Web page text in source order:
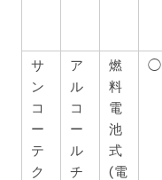
サ
ン
コ
ー
テ
ク
ア
ル
コ
ー
ル
チ
燃
料
電
池
式
(電
◯